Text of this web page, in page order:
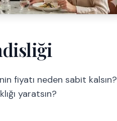
fiyatı neden sabit kalsın?
yaratsın?